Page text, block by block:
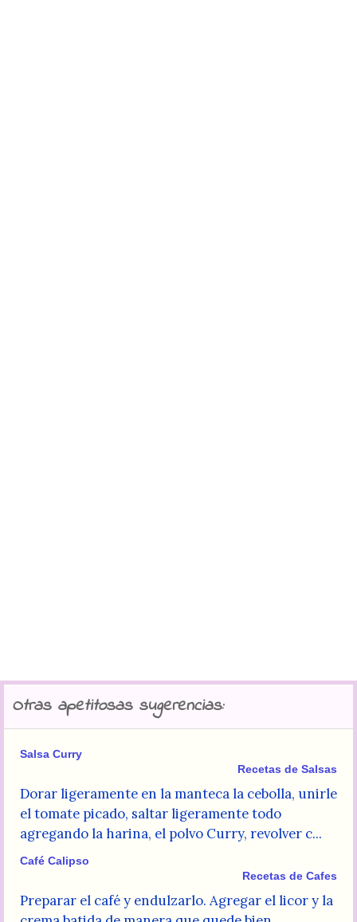
Otras apetitosas sugerencias:
Salsa Curry
Recetas de Salsas
Dorar ligeramente en la manteca la cebolla, unirle
el tomate picado, saltar ligeramente todo
agregando la harina, el polvo Curry, revolver c...
Café Calipso
Recetas de Cafes
Preparar el café y endulzarlo. Agregar el licor y la